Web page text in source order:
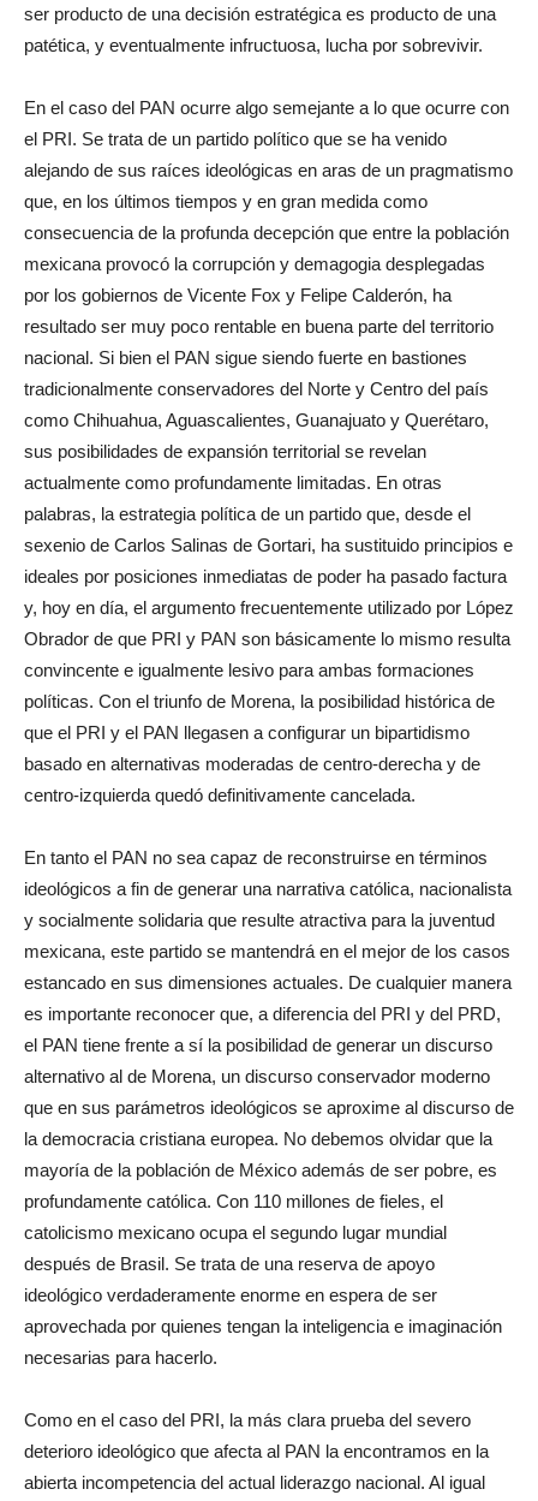
ser producto de una decisión estratégica es producto de una
patética, y eventualmente infructuosa, lucha por sobrevivir.
En el caso del PAN ocurre algo semejante a lo que ocurre con
el PRI. Se trata de un partido político que se ha venido
alejando de sus raíces ideológicas en aras de un pragmatismo
que, en los últimos tiempos y en gran medida como
consecuencia de la profunda decepción que entre la población
mexicana provocó la corrupción y demagogia desplegadas
por los gobiernos de Vicente Fox y Felipe Calderón, ha
resultado ser muy poco rentable en buena parte del territorio
nacional. Si bien el PAN sigue siendo fuerte en bastiones
tradicionalmente conservadores del Norte y Centro del país
como Chihuahua, Aguascalientes, Guanajuato y Querétaro,
sus posibilidades de expansión territorial se revelan
actualmente como profundamente limitadas. En otras
palabras, la estrategia política de un partido que, desde el
sexenio de Carlos Salinas de Gortari, ha sustituido principios e
ideales por posiciones inmediatas de poder ha pasado factura
y, hoy en día, el argumento frecuentemente utilizado por López
Obrador de que PRI y PAN son básicamente lo mismo resulta
convincente e igualmente lesivo para ambas formaciones
políticas. Con el triunfo de Morena, la posibilidad histórica de
que el PRI y el PAN llegasen a configurar un bipartidismo
basado en alternativas moderadas de centro-derecha y de
centro-izquierda quedó definitivamente cancelada.
En tanto el PAN no sea capaz de reconstruirse en términos
ideológicos a fin de generar una narrativa católica, nacionalista
y socialmente solidaria que resulte atractiva para la juventud
mexicana, este partido se mantendrá en el mejor de los casos
estancado en sus dimensiones actuales. De cualquier manera
es importante reconocer que, a diferencia del PRI y del PRD,
el PAN tiene frente a sí la posibilidad de generar un discurso
alternativo al de Morena, un discurso conservador moderno
que en sus parámetros ideológicos se aproxime al discurso de
la democracia cristiana europea. No debemos olvidar que la
mayoría de la población de México además de ser pobre, es
profundamente católica. Con 110 millones de fieles, el
catolicismo mexicano ocupa el segundo lugar mundial
después de Brasil. Se trata de una reserva de apoyo
ideológico verdaderamente enorme en espera de ser
aprovechada por quienes tengan la inteligencia e imaginación
necesarias para hacerlo.
Como en el caso del PRI, la más clara prueba del severo
deterioro ideológico que afecta al PAN la encontramos en la
abierta incompetencia del actual liderazgo nacional. Al igual